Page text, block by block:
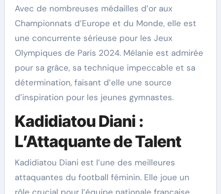
Avec de nombreuses médailles d’or aux
Championnats d’Europe et du Monde, elle est
une concurrente sérieuse pour les Jeux
Olympiques de Paris 2024. Mélanie est admirée
pour sa grâce, sa technique impeccable et sa
détermination, faisant d’elle une source
d’inspiration pour les jeunes gymnastes.
Kadidiatou Diani :
L’Attaquante de Talent
Kadidiatou Diani est l’une des meilleures
attaquantes du football féminin. Elle joue un
rôle crucial pour l’équipe nationale française